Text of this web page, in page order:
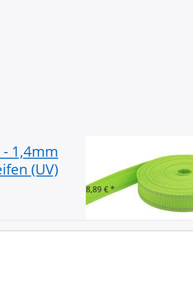
- 1,4mm
(UV)
10m PP
stark - Limone
8,89 € *